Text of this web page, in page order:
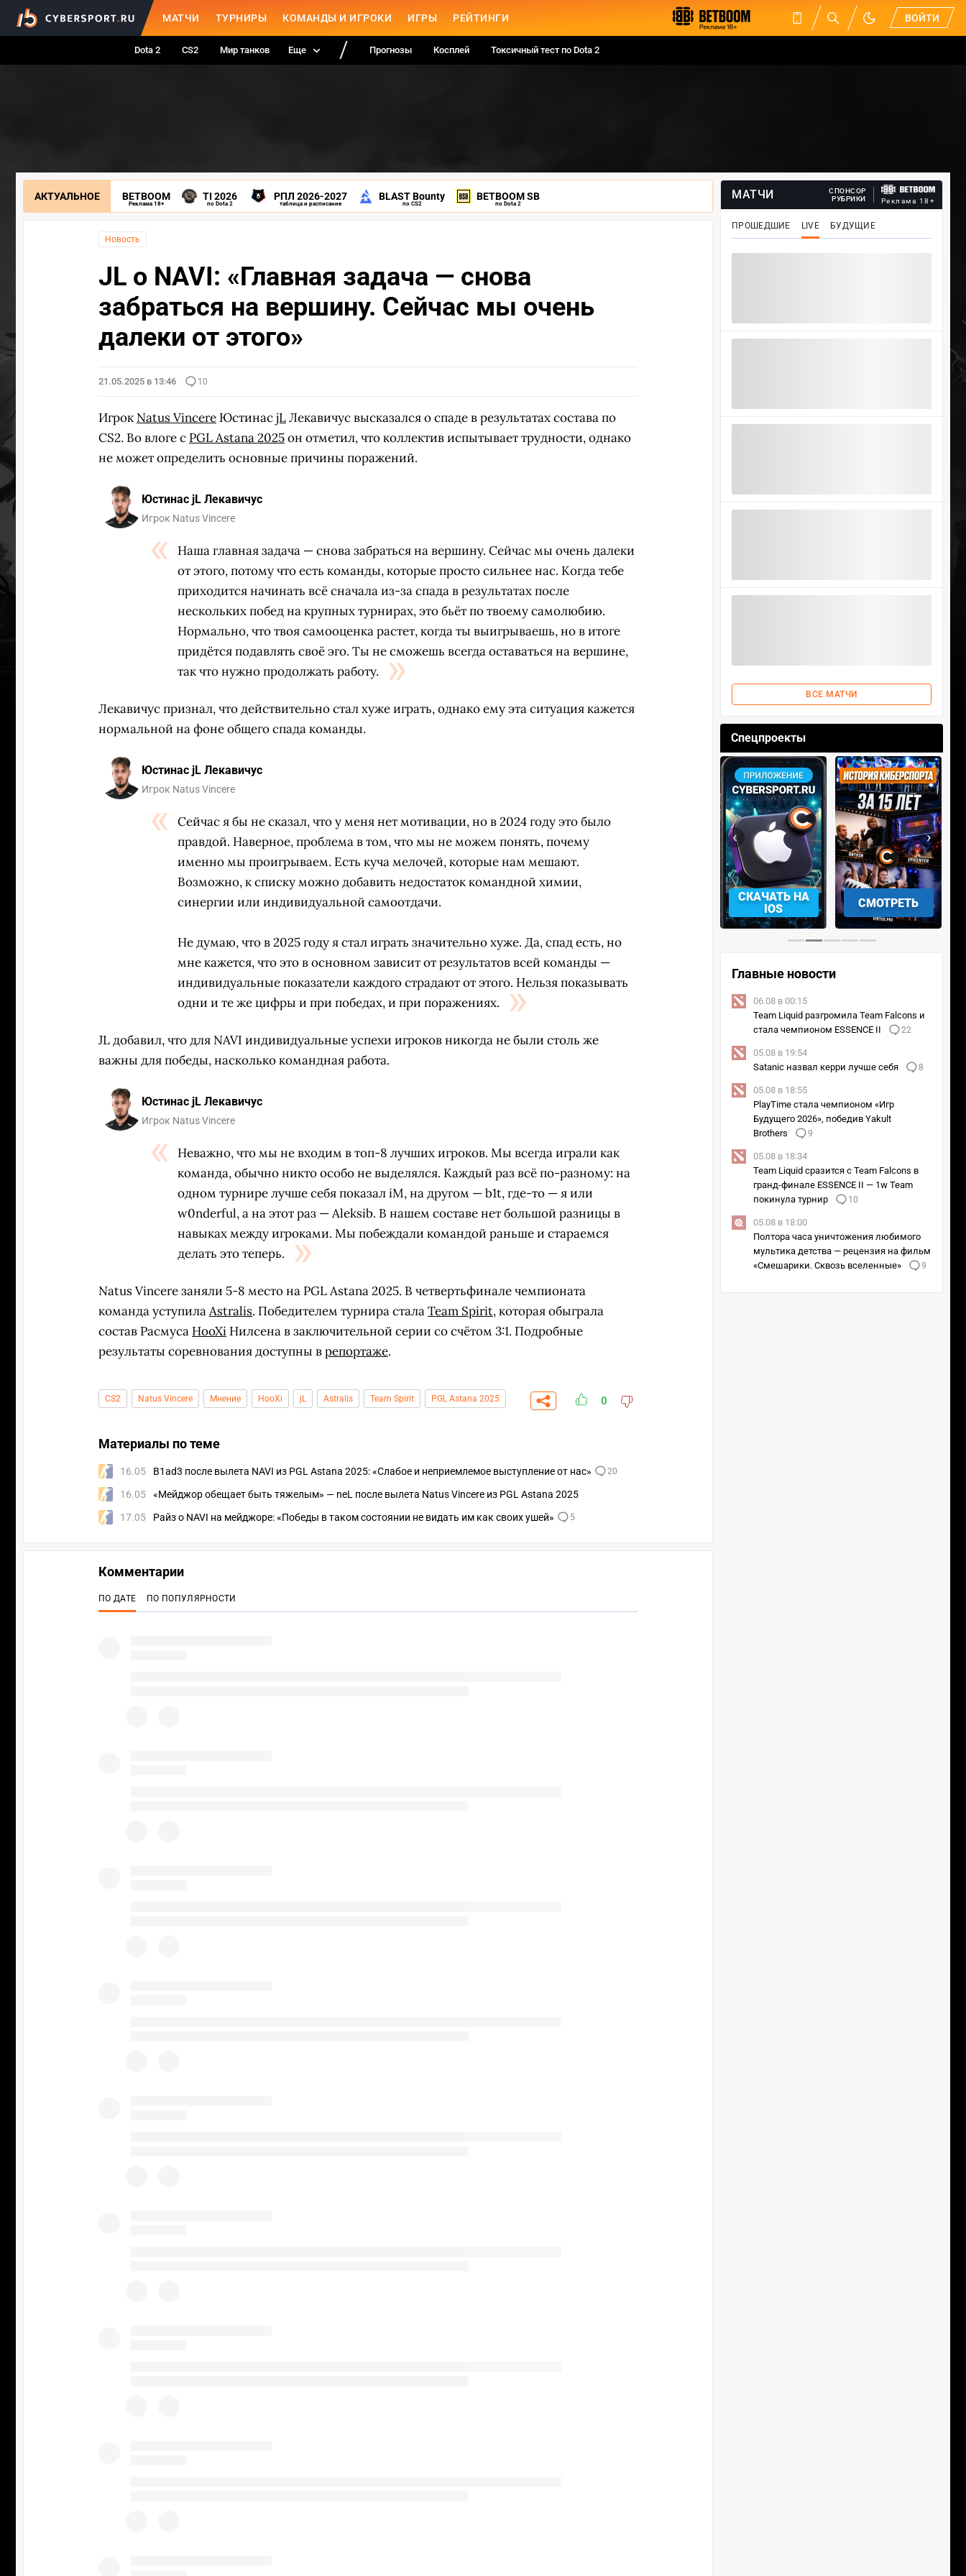
МАТЧИ ТУРНИРЫ КОМАНДЫ И ИГРОКИ ИГРЫ РЕЙТИНГИ ВОЙТИ
Dota 2 CS2 Мир танков Еще Прогнозы Косплей Токсичный тест по Dota 2
АКТУАЛЬНОЕ BETBOOM
Реклама 18+
TI 2026
по Dota 2
РПЛ 2026-2027
таблица и расписание
BLAST Bounty
по CS2
BETBOOM SB
по Dota 2
Новость
JL о NAVI: «Главная задача — снова
забраться на вершину. Сейчас мы очень
далеки от этого»
21.05.2025 в 13:46 10
Игрок Natus Vincere ЮстинасjLЛекавичус высказался о спаде в результатах состава по
CS2. Во влоге с PGL Astana 2025он отметил, что коллектив испытывает трудности, однако
не может определить основные причины поражений.
Юстинас jL Лекавичус
Игрок Natus Vincere
Наша главная задача — снова забраться на вершину. Сейчас мы очень далеки
от этого, потому что есть команды, которые просто сильнее нас. Когда тебе
приходится начинать всё сначала из-за спада в результатах после
нескольких побед на крупных турнирах, это бьёт по твоему самолюбию.
Нормально, что твоя самооценка растет, когда ты выигрываешь, но в итоге
придётся подавлять своё эго. Ты не сможешь всегда оставаться на вершине,
так что нужно продолжать работу.
Лекавичус признал, что действительно стал хуже играть, однако ему эта ситуация кажется
нормальной на фоне общего спада команды.
Юстинас jL Лекавичус
Игрок Natus Vincere
Сейчас я бы не сказал, что у меня нет мотивации, но в 2024 году это было
правдой. Наверное, проблема в том, что мы не можем понять, почему
именно мы проигрываем. Есть куча мелочей, которые нам мешают.
Возможно, к списку можно добавить недостаток командной химии,
синергии или индивидуальной самоотдачи.
Не думаю, что в 2025 году я стал играть значительно хуже. Да, спад есть, но
мне кажется, что это в основном зависит от результатов всей команды —
индивидуальные показатели каждого страдают от этого. Нельзя показывать
одни и те же цифры и при победах, и при поражениях.
JL добавил, что для NAVI индивидуальные успехи игроков никогда не были столь же
важны для победы, насколько командная работа.
Юстинас jL Лекавичус
Игрок Natus Vincere
Неважно, что мы не входим в топ-8 лучших игроков. Мы всегда играли как
команда, обычно никто особо не выделялся. Каждый раз всё по-разному: на
одном турнире лучше себя показал iM, на другом — b1t, где-то — я или
w0nderful, а на этот раз — Aleksib. В нашем составе нет большой разницы в
навыках между игроками. Мы побеждали командой раньше и стараемся
делать это теперь.
Natus Vincere заняли 5-8 место на PGL Astana 2025. В четвертьфинале чемпионата
команда уступилаAstralis. Победителем турнира сталаTeam Spirit, которая обыграла
состав Расмуса HooXi Нилсена в заключительной серии со счётом 3:1. Подробные
результаты соревнования доступны врепортаже.
CS2 Natus Vincere Мнение HooXi jL Astralis Team Spirit PGL Astana 2025 0
Материалы по теме
16.05 B1ad3 после вылета NAVI из PGL Astana 2025: «Слабое и неприемлемое выступление от нас» 20
16.05
«Мейджор обещает быть тяжелым» — neL после вылета Natus Vincere из PGL Astana 2025
17.05
Райз о NAVI на мейджоре: «Победы в таком состоянии не видать им как своих ушей» 5
МАТЧИ
СПОНСОР
РУБРИКИ
Реклама 18+
ПРОШЕДШИЕ LIVE БУДУЩИЕ
ВСЕ МАТЧИ
Спецпроекты
УЧАСТВОВАТЬ ЗАБРАТЬ СМОТРЕТЬ УЧАСТВОВАТЬ
‹ ›
Главные новости
06.08 в 00:15
Team Liquid разгромила Team Falcons и
стала чемпионом ESSENCE II
22
05.08 в 19:54
Satanic назвал керри лучше себя
8
05.08 в 18:55
PlayTime стала чемпионом «Игр
Будущего 2026», победив Yakult
Brothers
9
05.08 в 18:34
Team Liquid сразится с Team Falcons в
гранд-финале ESSENCE II — 1w Team
покинула турнир
10
05.08 в 18:00
Полтора часа уничтожения любимого
мультика детства — рецензия на фильм
«Смешарики. Сквозь вселенные»
9
Комментарии
ПО ДАТЕ ПО ПОПУЛЯРНОСТИ